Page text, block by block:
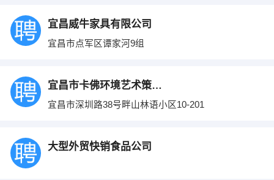
宜昌威牛家具有限公司
宜昌市点军区谭家河9组
宜昌市卡佛环境艺术策划工程有限公司
宜昌市深圳路38号畔山林语小区10-201
大型外贸快销食品公司